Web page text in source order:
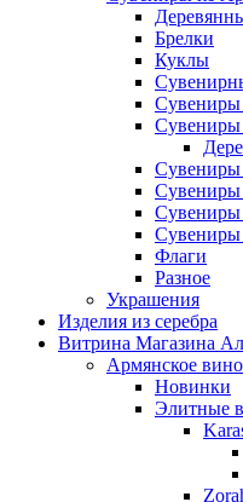
Брелки
Куклы
Сувениры
Сувениры
Сувениры
Сувениры
Сувениры
Сувениры
Флаги
Разное
Украшения
Изделия из серебра
Витрина Магазина
Армянское вино
Новинки
Элитные